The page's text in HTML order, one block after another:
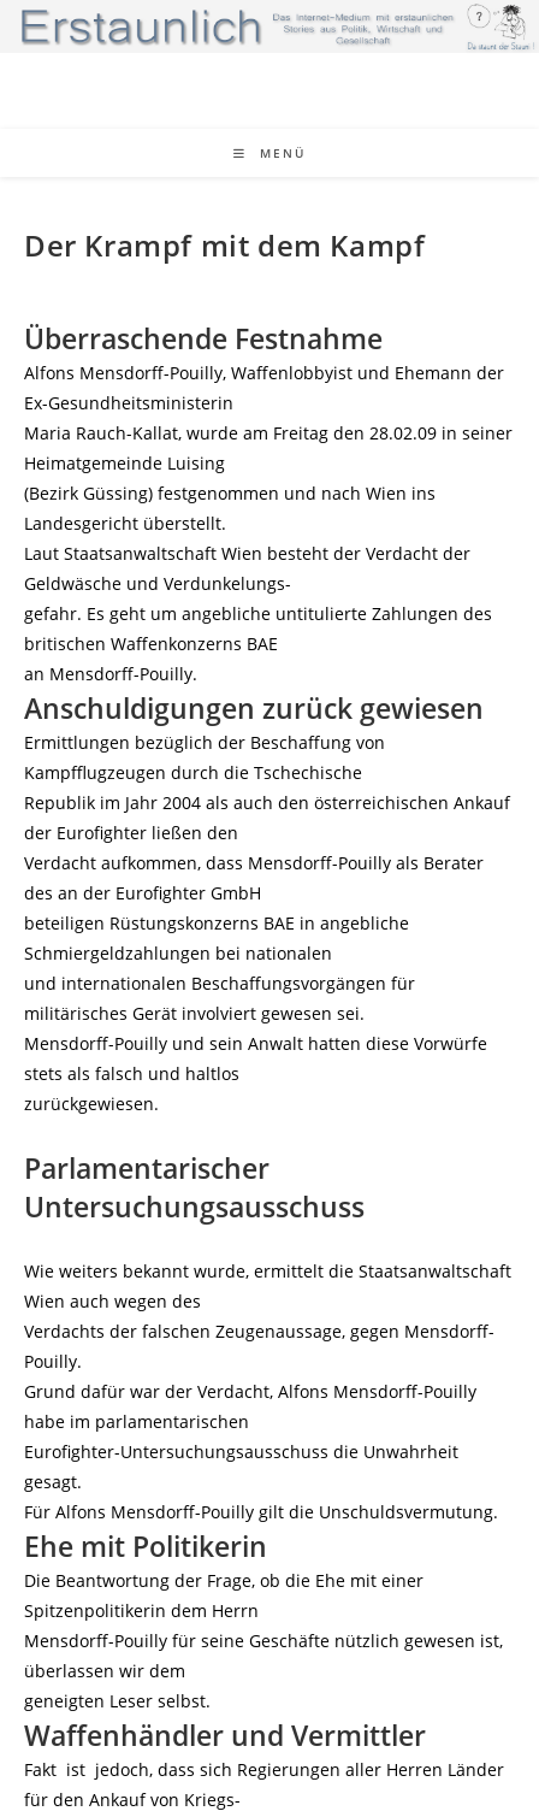
Zum
Inhalt
MENÜ
Der Krampf mit dem Kampf
Überraschende Festnahme
Alfons Mensdorff-Pouilly, Waffenlobbyist und Ehemann der
Ex-Gesundheitsministerin
Maria Rauch-Kallat, wurde am Freitag den 28.02.09 in seiner
Heimatgemeinde Luising
(Bezirk Güssing) festgenommen und nach Wien ins
Landesgericht überstellt.
Laut Staatsanwaltschaft Wien besteht der Verdacht der
Geldwäsche und Verdunkelungs-
gefahr. Es geht um angebliche untitulierte Zahlungen des
britischen Waffenkonzerns BAE
an Mensdorff-Pouilly.
Anschuldigungen zurück gewiesen
Ermittlungen bezüglich der Beschaffung von
Kampfflugzeugen durch die Tschechische
Republik im Jahr 2004 als auch den österreichischen Ankauf
der Eurofighter ließen den
Verdacht aufkommen, dass Mensdorff-Pouilly als Berater
des an der Eurofighter GmbH
beteiligen Rüstungskonzerns BAE in angebliche
Schmiergeldzahlungen bei nationalen
und internationalen Beschaffungsvorgängen für
militärisches Gerät involviert gewesen sei.
Mensdorff-Pouilly und sein Anwalt hatten diese Vorwürfe
stets als falsch und haltlos
zurückgewiesen.
Parlamentarischer
Untersuchungsausschuss
Wie weiters bekannt wurde, ermittelt die Staatsanwaltschaft
Wien auch wegen des
Verdachts der falschen Zeugenaussage, gegen Mensdorff-
Pouilly.
Grund dafür war der Verdacht, Alfons Mensdorff-Pouilly
habe im parlamentarischen
Eurofighter-Untersuchungsausschuss die Unwahrheit
gesagt.
Für Alfons Mensdorff-Pouilly gilt die Unschuldsvermutung.
Ehe mit Politikerin
Die Beantwortung der Frage, ob die Ehe mit einer
Spitzenpolitikerin dem Herrn
Mensdorff-Pouilly für seine Geschäfte nützlich gewesen ist,
überlassen wir dem
geneigten Leser selbst.
Waffenhändler und Vermittler
Fakt ist jedoch, dass sich Regierungen aller Herren Länder
für den Ankauf von Kriegs-